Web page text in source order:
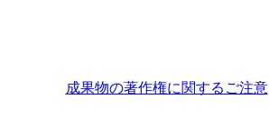
成果物の著作権に関するご注意